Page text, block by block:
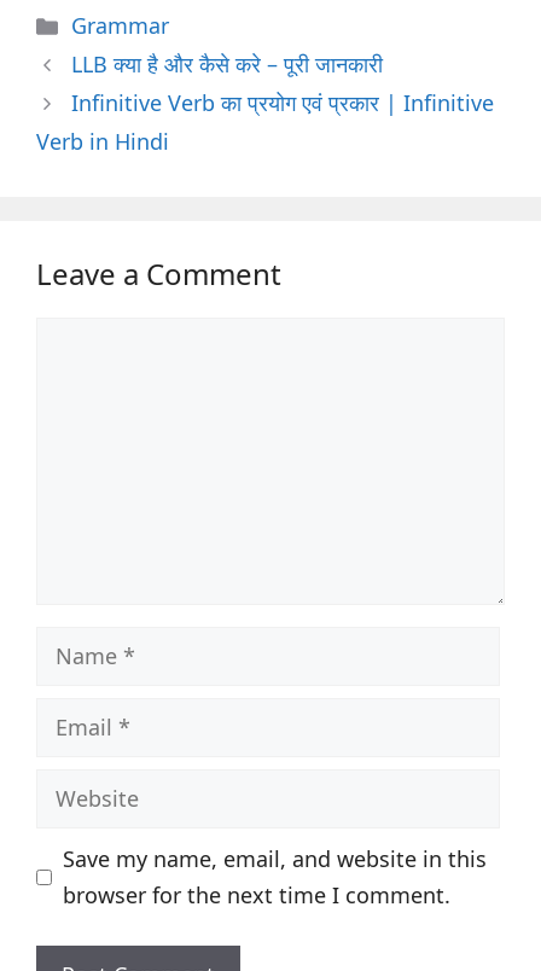
Categories
Grammar
LLB क्या है और कैसे करे – पूरी जानकारी
Infinitive Verb का प्रयोग एवं प्रकार | Infinitive
Verb in Hindi
Leave a Comment
Name
Email
Website
Save my name, email, and website in this
browser for the next time I comment.